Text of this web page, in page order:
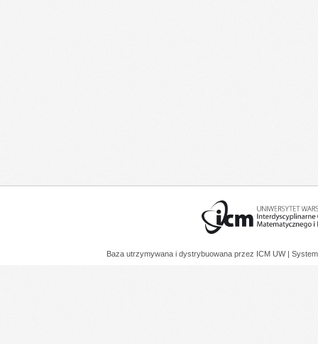
Baza utrzymywana i dystrybuowana przez ICM UW |